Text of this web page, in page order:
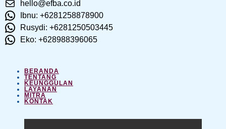
hello@efba.co.id
Ibnu: +6281258878900
Rusydi: +6281250503445
Eko: +628988396065
BERANDA
TENTANG
KEUNGGULAN
LAYANAN
MITRA
KONTAK